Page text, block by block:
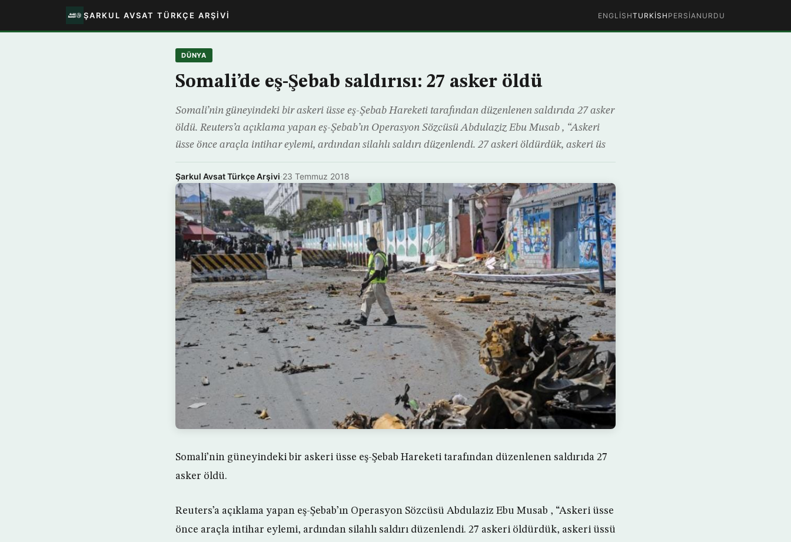
ŞARKUL AVSAT TÜRKÇE ARŞIVI ENGLISHTURKISH PERSIAN URDU
DÜNYA
Somali’de eş-Şebab saldırısı: 27 asker öldü
Somali’nin güneyindeki bir askeri üsse eş-Şebab Hareketi tarafından düzenlenen saldırıda 27 asker
öldü. Reuters’a açıklama yapan eş-Şebab’ın Operasyon Sözcüsü Abdulaziz Ebu Musab , “Askeri
üsse önce araçla intihar eylemi, ardından silahlı saldırı düzenlendi. 27 askeri öldürdük, askeri üs
Şarkul Avsat Türkçe Arşivi·23 Temmuz 2018
Somali’nin güneyindeki bir askeri üsse eş-Şebab Hareketi tarafından düzenlenen saldırıda 27
asker öldü.
Reuters’a açıklama yapan eş-Şebab’ın Operasyon Sözcüsü Abdulaziz Ebu Musab , “Askeri üsse
önce araçla intihar eylemi, ardından silahlı saldırı düzenlendi. 27 askeri öldürdük, askeri üssü